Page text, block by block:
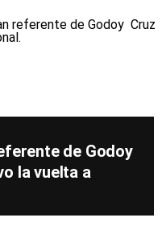
de Godoy
la vuelta a